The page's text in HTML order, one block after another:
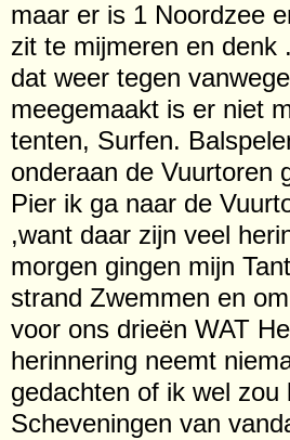
maar er is 1 Noordzee
zit te mijmeren en denk
dat weer tegen
meegemaakt is er niet
tenten, Surfen.
onderaan de Vuurtoren
Pier ik ga naar de
,want daar zijn veel
morgen gingen mijn
strand Zwemmen en
voor ons drieën WAT
herinnering neemt
gedachten of ik wel
Scheveningen van